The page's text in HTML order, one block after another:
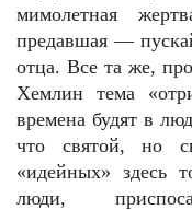
мимолетная
предавшая —
отца. Все та же,
Хемлин тема
времена будят в
что святой, но
«идейных» здесь
люди,